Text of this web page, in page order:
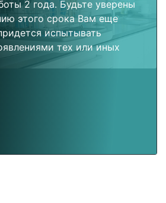
2 года. Будьте уверены
этого срока Вам еще
испытывать
тех или иных